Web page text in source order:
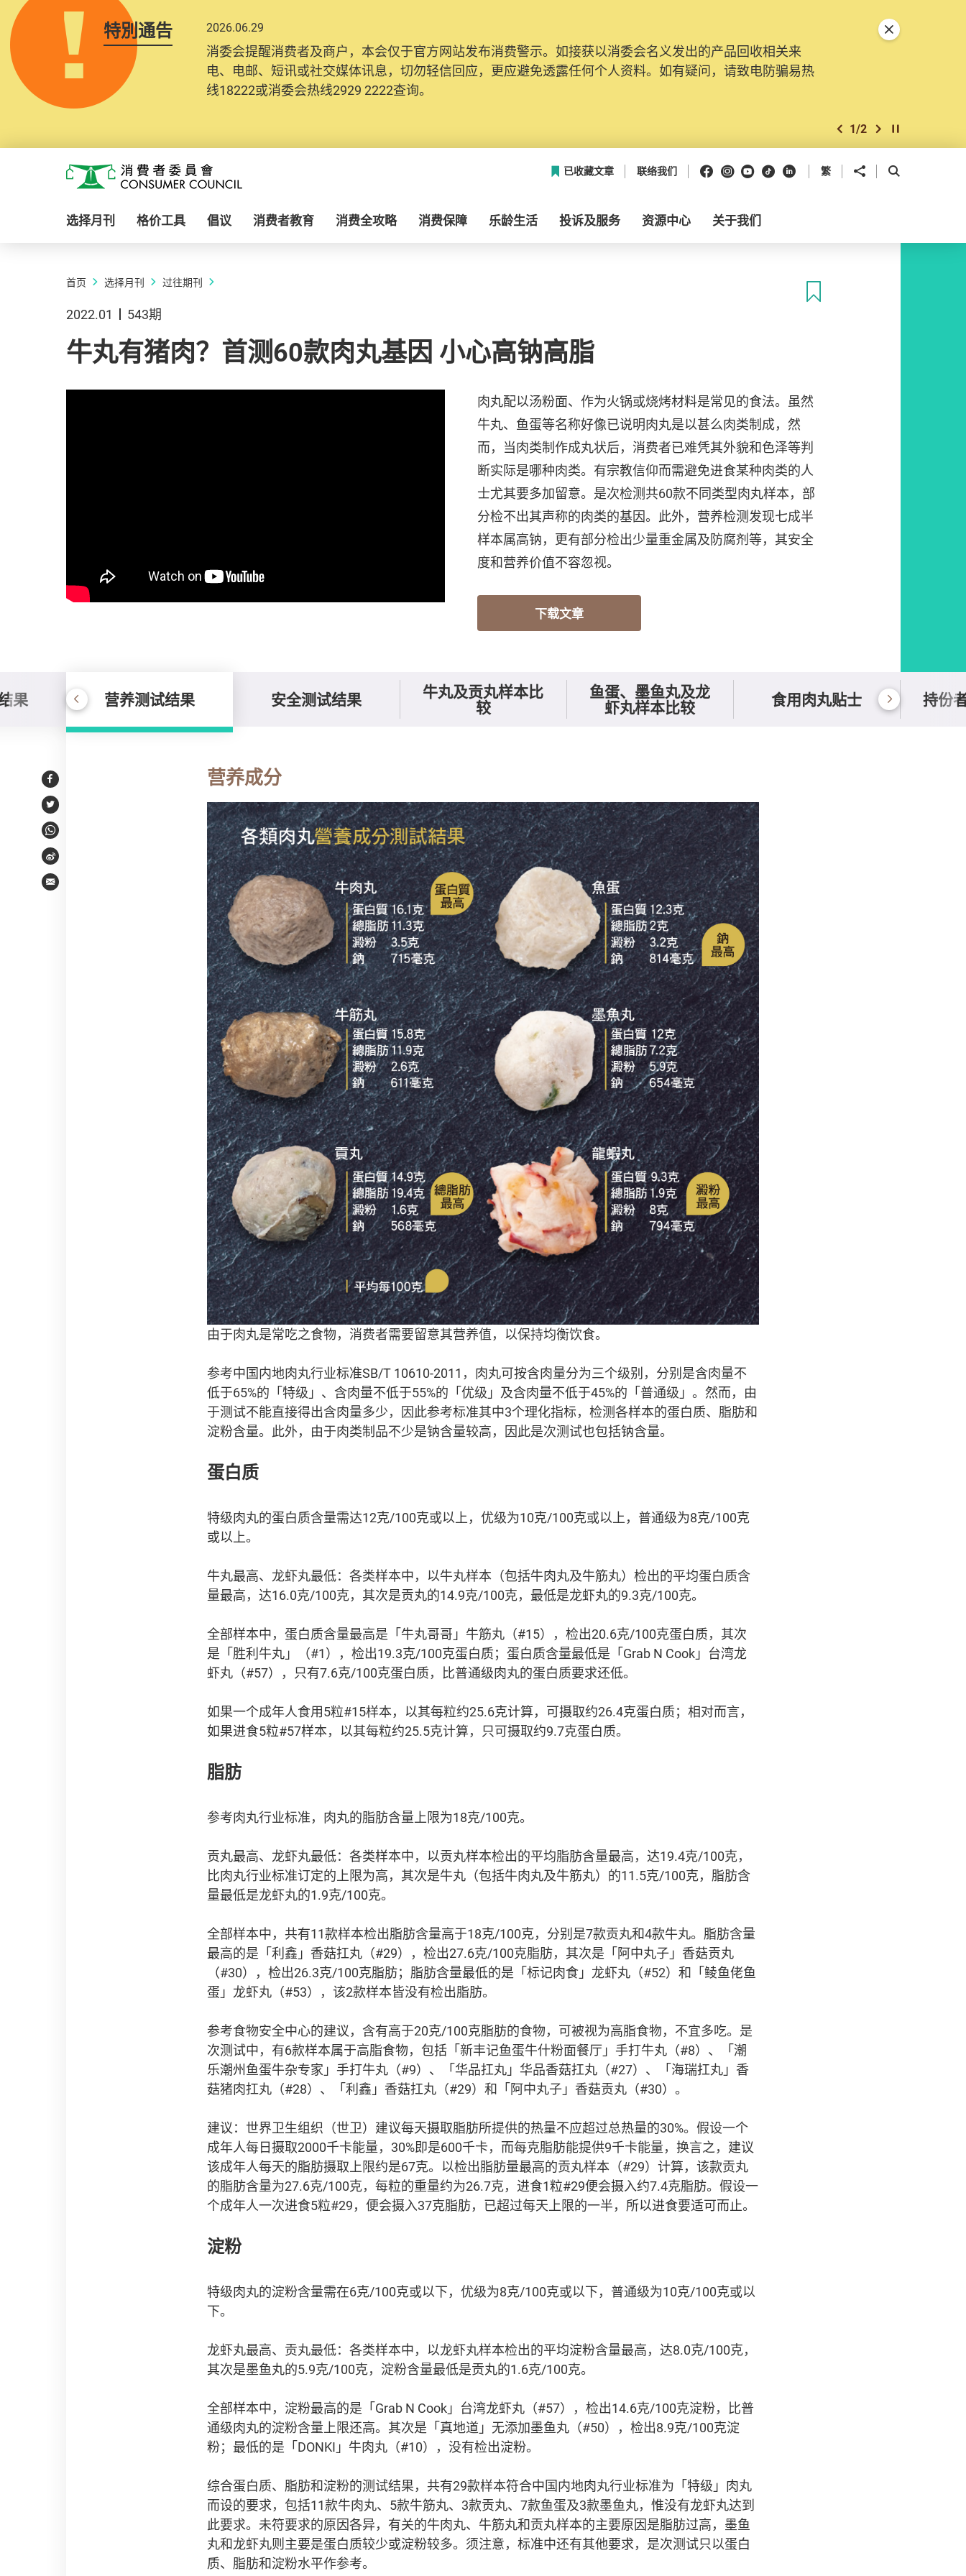
特別通告 2026.06.29
消委会提醒消费者及商户，本会仅于官方网站发布消费警示。如接获以消委会名义发出的产品回收相关来
电、电邮、短讯或社交媒体讯息，切勿轻信回应，更应避免透露任何个人资料。如有疑问，请致电防骗易热
线18222或消委会热线2929 2222查询。
上一个
1/2 下一个开始/暂停幻灯
关闭特別通告
消费者委员会
已收藏文章 联络我们 Facebook
Instagram
Youtube
抖音领英 繁 分享到 开启搜寻框
选择月刊 格价工具 倡议 消费者教育 消费全攻略 消费保障 乐龄生活 投诉及服务 资源中心 关于我们
首页 选择月刊 过往期刊
2022.01 543期
牛丸有猪肉？首测60款肉丸基因 小心高钠高脂
肉丸配以汤粉面、作为火锅或烧烤材料是常见的食法。虽然
牛丸、鱼蛋等名称好像已说明肉丸是以甚么肉类制成，然
而，当肉类制作成丸状后，消费者已难凭其外貌和色泽等判
断实际是哪种肉类。有宗教信仰而需避免进食某种肉类的人
士尤其要多加留意。是次检测共60款不同类型肉丸样本，部
分检不出其声称的肉类的基因。此外，营养检测发现七成半
样本属高钠，更有部分检出少量重金属及防腐剂等，其安全
度和营养价值不容忽视。
下载文章
果 营养测试结果 安全测试结果 牛丸及贡丸样本比
较
鱼蛋、墨鱼丸及龙
虾丸样本比较 食用肉丸贴士 持份
Facebook
Twitter
WhatsApp
Weibo
Email
营养测试结果
营养成分
由于肉丸是常吃之食物，消费者需要留意其营养值，以保持均衡饮食。
参考中国内地肉丸行业标准SB/T 10610-2011，肉丸可按含肉量分为三个级别，分别是含肉量不
低于65%的「特级」、含肉量不低于55%的「优级」及含肉量不低于45%的「普通级」。然而，由
于测试不能直接得出含肉量多少，因此参考标准其中3个理化指标，检测各样本的蛋白质、脂肪和
淀粉含量。此外，由于肉类制品不少是钠含量较高，因此是次测试也包括钠含量。
蛋白质
特级肉丸的蛋白质含量需达12克/100克或以上，优级为10克/100克或以上，普通级为8克/100克
或以上。
牛丸最高、龙虾丸最低：各类样本中，以牛丸样本（包括牛肉丸及牛筋丸）检出的平均蛋白质含
量最高，达16.0克/100克，其次是贡丸的14.9克/100克，最低是龙虾丸的9.3克/100克。
全部样本中，蛋白质含量最高是「牛丸哥哥」牛筋丸（#15），检出20.6克/100克蛋白质，其次
是「胜利牛丸」（#1），检出19.3克/100克蛋白质；蛋白质含量最低是「Grab N Cook」台湾龙
虾丸（#57），只有7.6克/100克蛋白质，比普通级肉丸的蛋白质要求还低。
如果一个成年人食用5粒#15样本，以其每粒约25.6克计算，可摄取约26.4克蛋白质；相对而言，
如果进食5粒#57样本，以其每粒约25.5克计算，只可摄取约9.7克蛋白质。
脂肪
参考肉丸行业标准，肉丸的脂肪含量上限为18克/100克。
贡丸最高、龙虾丸最低：各类样本中，以贡丸样本检出的平均脂肪含量最高，达19.4克/100克，
比肉丸行业标准订定的上限为高，其次是牛丸（包括牛肉丸及牛筋丸）的11.5克/100克，脂肪含
量最低是龙虾丸的1.9克/100克。
全部样本中，共有11款样本检出脂肪含量高于18克/100克，分别是7款贡丸和4款牛丸。脂肪含量
最高的是「利鑫」香菇扛丸（#29），检出27.6克/100克脂肪，其次是「阿中丸子」香菇贡丸
（#30），检出26.3克/100克脂肪；脂肪含量最低的是「标记肉食」龙虾丸（#52）和「鲮鱼佬鱼
蛋」龙虾丸（#53），该2款样本皆没有检出脂肪。
参考食物安全中心的建议，含有高于20克/100克脂肪的食物，可被视为高脂食物，不宜多吃。是
次测试中，有6款样本属于高脂食物，包括「新丰记鱼蛋牛什粉面餐厅」手打牛丸（#8）、「潮
乐潮州鱼蛋牛杂专家」手打牛丸（#9）、「华品扛丸」华品香菇扛丸（#27）、「海瑞扛丸」香
菇猪肉扛丸（#28）、「利鑫」香菇扛丸（#29）和「阿中丸子」香菇贡丸（#30）。
建议：世界卫生组织（世卫）建议每天摄取脂肪所提供的热量不应超过总热量的30%。假设一个
成年人每日摄取2000千卡能量，30%即是600千卡，而每克脂肪能提供9千卡能量，换言之，建议
该成年人每天的脂肪摄取上限约是67克。以检出脂肪量最高的贡丸样本（#29）计算，该款贡丸
的脂肪含量为27.6克/100克，每粒的重量约为26.7克，进食1粒#29便会摄入约7.4克脂肪。假设一
个成年人一次进食5粒#29，便会摄入37克脂肪，已超过每天上限的一半，所以进食要适可而止。
淀粉
特级肉丸的淀粉含量需在6克/100克或以下，优级为8克/100克或以下，普通级为10克/100克或以
下。
龙虾丸最高、贡丸最低：各类样本中，以龙虾丸样本检出的平均淀粉含量最高，达8.0克/100克，
其次是墨鱼丸的5.9克/100克，淀粉含量最低是贡丸的1.6克/100克。
全部样本中，淀粉最高的是「Grab N Cook」台湾龙虾丸（#57），检出14.6克/100克淀粉，比普
通级肉丸的淀粉含量上限还高。其次是「真地道」无添加墨鱼丸（#50），检出8.9克/100克淀
粉；最低的是「DONKI」牛肉丸（#10），没有检出淀粉。
综合蛋白质、脂肪和淀粉的测试结果，共有29款样本符合中国内地肉丸行业标准为「特级」肉丸
而设的要求，包括11款牛肉丸、5款牛筋丸、3款贡丸、7款鱼蛋及3款墨鱼丸，惟没有龙虾丸达到
此要求。未符要求的原因各异，有关的牛肉丸、牛筋丸和贡丸样本的主要原因是脂肪过高，墨鱼
丸和龙虾丸则主要是蛋白质较少或淀粉较多。须注意，标准中还有其他要求，是次测试只以蛋白
质、脂肪和淀粉水平作参考。